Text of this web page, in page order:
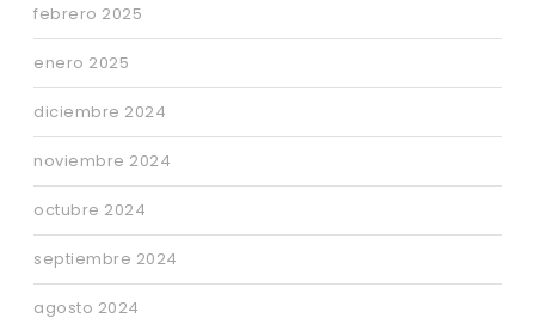
febrero 2025
enero 2025
diciembre 2024
noviembre 2024
octubre 2024
septiembre 2024
agosto 2024